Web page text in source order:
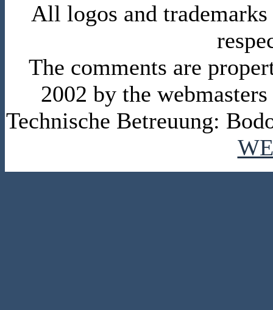
All logos and
The comments are
2002 by the
Technische Betreuung: